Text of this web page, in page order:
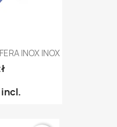
INOX INOX